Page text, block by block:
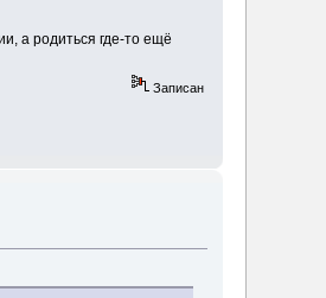
а родиться где-то ещё
Записан